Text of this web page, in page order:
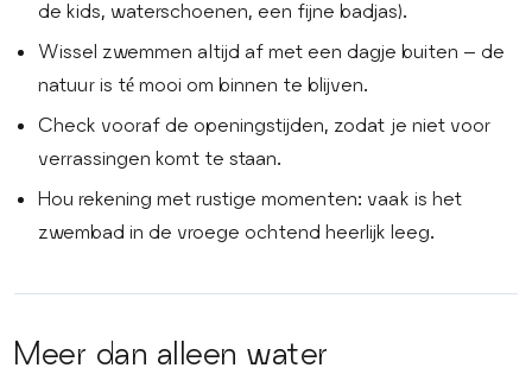
de kids, waterschoenen, een fijne badjas).
Wissel zwemmen altijd af met een dagje buiten – de
natuur is té mooi om binnen te blijven.
Check vooraf de openingstijden, zodat je niet voor
verrassingen komt te staan.
Hou rekening met rustige momenten: vaak is het
zwembad in de vroege ochtend heerlijk leeg.
Meer dan alleen water